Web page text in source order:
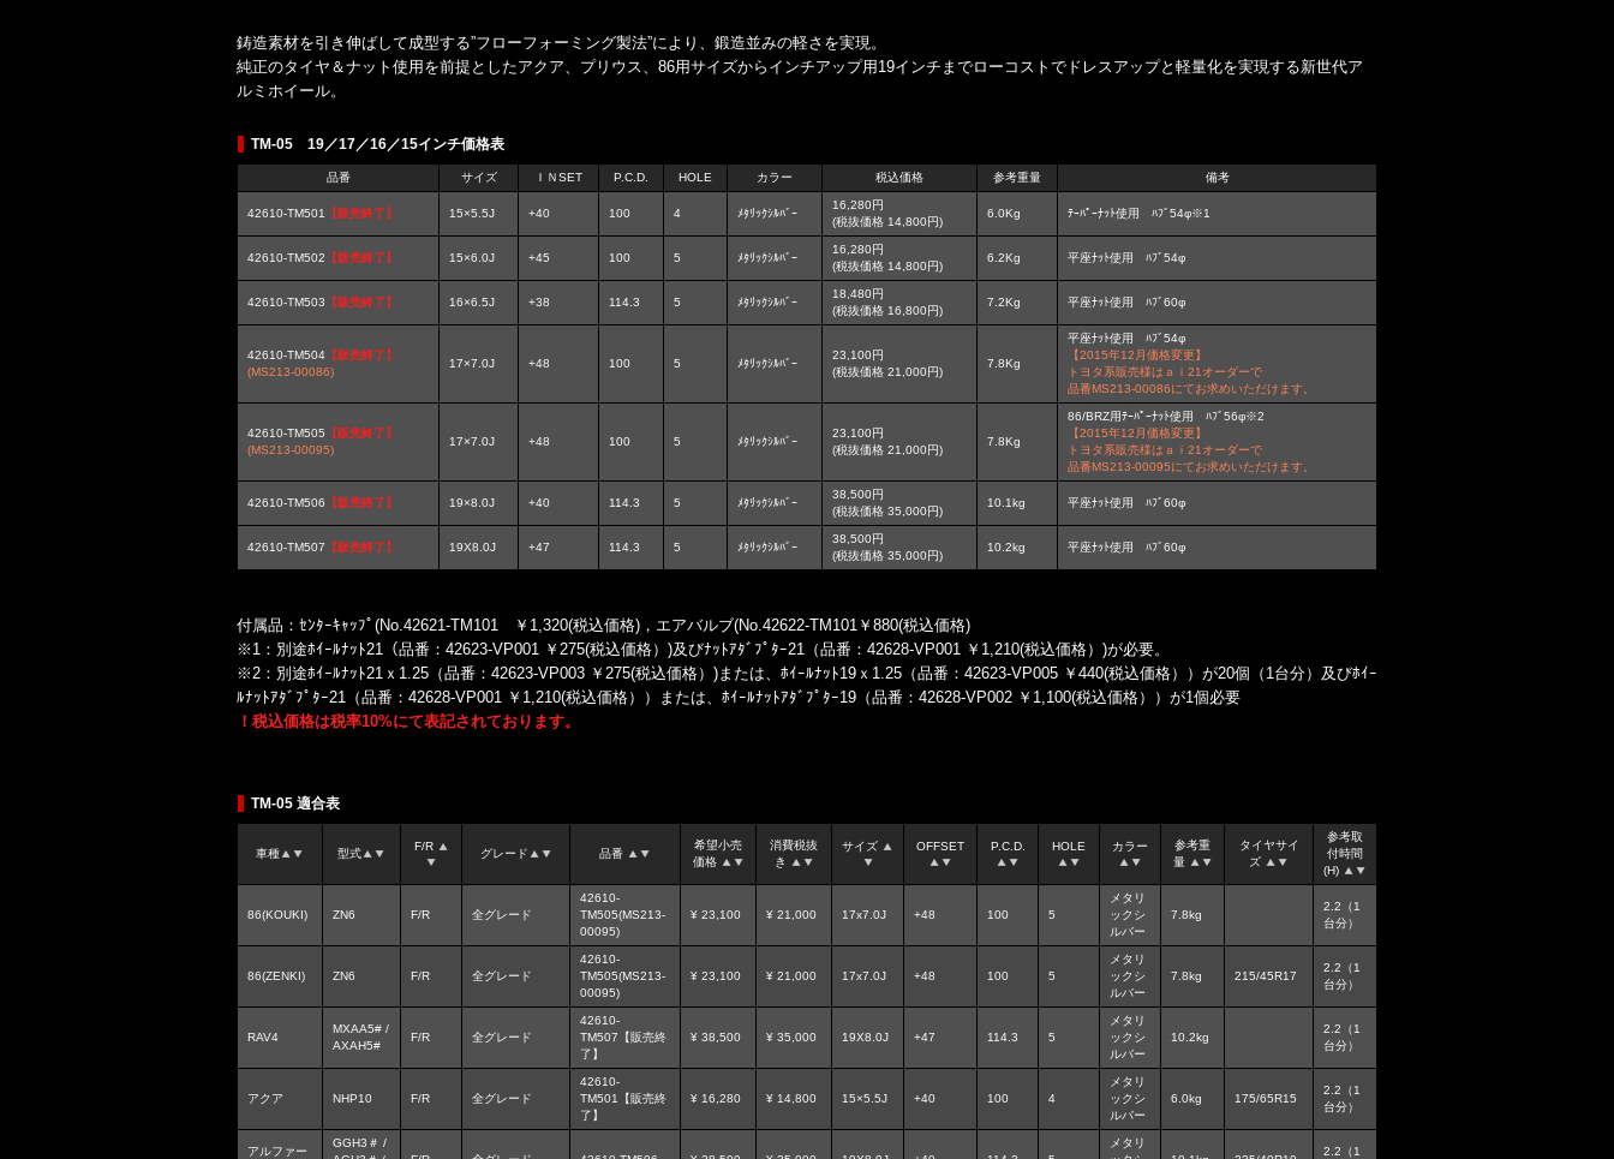
鋳造素材を引き伸ばして成型する”フローフォーミング製法”により、鍛造並みの軽さを実現。
純正のタイヤ＆ナット使用を前提としたアクア、プリウス、86用サイズからインチアップ用19インチまでローコストでドレスアップと軽量化を実現する新世代ア
ルミホイール。
TM-05 19／17／16／15インチ価格表
品番 サイズ ＩＮSET P.C.D. HOLE カラー 税込価格 参考重量 備考
42610-TM501 【販売終了】 15×5.5J +40 100 4 ﾒﾀﾘｯｸｼﾙﾊﾞｰ
16,280円
(税抜価格 14,800円)
6.0Kg ﾃｰﾊﾟｰﾅｯﾄ使用 ﾊﾌﾞ54φ※1
42610-TM502 【販売終了】 15×6.0J +45 100 5 ﾒﾀﾘｯｸｼﾙﾊﾞｰ
16,280円
(税抜価格 14,800円)
6.2Kg 平座ﾅｯﾄ使用 ﾊﾌﾞ54φ
42610-TM503 【販売終了】 16×6.5J +38 114.3 5 ﾒﾀﾘｯｸｼﾙﾊﾞｰ
18,480円
(税抜価格 16,800円)
7.2Kg 平座ﾅｯﾄ使用 ﾊﾌﾞ60φ
42610-TM504 【販売終了】
(MS213-00086)
17×7.0J +48 100 5 ﾒﾀﾘｯｸｼﾙﾊﾞｰ
23,100円
(税抜価格 21,000円)
7.8Kg
平座ﾅｯﾄ使用 ﾊﾌﾞ54φ
【2015年12月価格変更】
トヨタ系販売様はａｉ21オーダーで
品番MS213-00086にてお求めいただけます。
42610-TM505 【販売終了】
(MS213-00095)
17×7.0J +48 100 5 ﾒﾀﾘｯｸｼﾙﾊﾞｰ
23,100円
(税抜価格 21,000円)
7.8Kg
86/BRZ用ﾃｰﾊﾟｰﾅｯﾄ使用 ﾊﾌﾞ56φ※2
【2015年12月価格変更】
トヨタ系販売様はａｉ21オーダーで
品番MS213-00095にてお求めいただけます。
42610-TM506 【販売終了】 19×8.0J +40 114.3 5 ﾒﾀﾘｯｸｼﾙﾊﾞｰ
38,500円
(税抜価格 35,000円)
10.1kg 平座ﾅｯﾄ使用 ﾊﾌﾞ60φ
42610-TM507 【販売終了】 19X8.0J +47 114.3 5 ﾒﾀﾘｯｸｼﾙﾊﾞｰ
38,500円
(税抜価格 35,000円)
10.2kg 平座ﾅｯﾄ使用 ﾊﾌﾞ60φ
付属品：ｾﾝﾀｰｷｬｯﾌﾟ(No.42621-TM101 ￥1,320(税込価格)，エアバルブ(No.42622-TM101￥880(税込価格)
※1：別途ﾎｲｰﾙﾅｯﾄ21（品番：42623-VP001 ￥275(税込価格）)及びﾅｯﾄｱﾀﾞﾌﾟﾀｰ21（品番：42628-VP001 ￥1,210(税込価格）)が必要。
※2：別途ﾎｲｰﾙﾅｯﾄ21ｘ1.25（品番：42623-VP003 ￥275(税込価格）)または、ﾎｲｰﾙﾅｯﾄ19ｘ1.25（品番：42623-VP005 ￥440(税込価格））が20個（1台分）及びﾎｲｰ
ﾙﾅｯﾄｱﾀﾞﾌﾟﾀｰ21（品番：42628-VP001 ￥1,210(税込価格））または、ﾎｲｰﾙﾅｯﾄｱﾀﾞﾌﾟﾀｰ19（品番：42628-VP002 ￥1,100(税込価格））が1個必要
！税込価格は税率10%にて表記されております。
TM-05 適合表
車種 型式
F/R
グレード 品番
希望小売
価格
消費税抜
き
サイズ OFFSET P.C.D. HOLE カラー
参考重
量
タイヤサイ
ズ
参考取
付時間
(H)
86(KOUKI) ZN6 F/R 全グレード
42610-
TM505(MS213-
00095)
¥ 23,100 ¥ 21,000 17x7.0J +48 100 5
メタリ
ックシ
ルバー
7.8kg
2.2（1
台分）
86(ZENKI) ZN6 F/R 全グレード
42610-
TM505(MS213-
00095)
¥ 23,100 ¥ 21,000 17x7.0J +48 100 5
メタリ
ックシ
ルバー
7.8kg 215/45R17
2.2（1
台分）
RAV4
MXAA5# /
AXAH5#
F/R 全グレード
42610-
TM507【販売終
了】
¥ 38,500 ¥ 35,000 19X8.0J +47 114.3 5
メタリ
ックシ
ルバー
10.2kg
2.2（1
台分）
アクア NHP10 F/R 全グレード
42610-
TM501【販売終
了】
¥ 16,280 ¥ 14,800 15×5.5J +40 100 4
メタリ
ックシ
ルバー
6.0kg 175/65R15
2.2（1
台分）
アルファー
GGH3＃ /
メタリ
2.2（1